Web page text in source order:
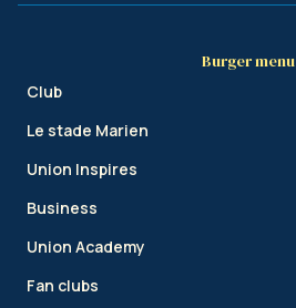
Burger menu
Club
Le stade Marien
Union Inspires
Business
Union Academy
Fan clubs